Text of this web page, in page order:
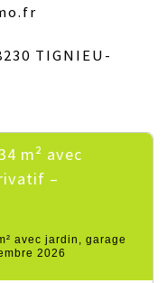
TIGNIEU-
–
avec jardin, garage
2026